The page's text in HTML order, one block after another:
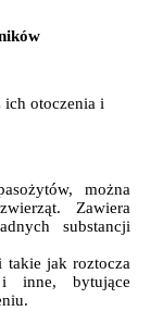
ich otoczenia i
można
Zawiera
substancji
takie jak roztocza
i inne, bytujące
.